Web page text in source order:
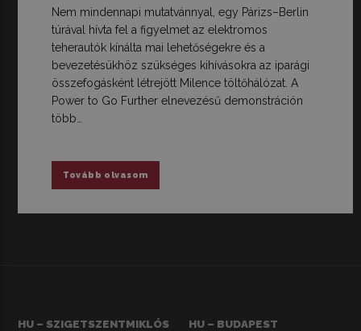
Nem mindennapi mutatvánnyal, egy Párizs–Berlin
túrával hívta fel a figyelmet az elektromos
teherautók kínálta mai lehetőségekre és a
bevezetésükhöz szükséges kihívásokra az iparági
összefogásként létrejött Milence töltőhálózat. A
Power to Go Further elnevezésű demonstráción
több…
Tovább olvasom
HU – SZIGETSZENTMIKLÓS HU – BUDAPEST